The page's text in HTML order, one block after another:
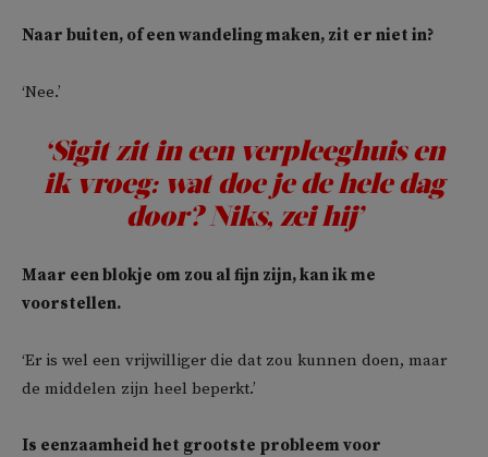
Naar buiten, of een wandeling maken, zit er niet in?
‘Nee.’
‘Sigit zit in een verpleeghuis en
ik vroeg: wat doe je de hele dag
door? Niks, zei hij’
Maar een blokje om zou al fijn zijn, kan ik me
voorstellen.
‘Er is wel een vrijwilliger die dat zou kunnen doen, maar
de middelen zijn heel beperkt.’
Is eenzaamheid het grootste probleem voor